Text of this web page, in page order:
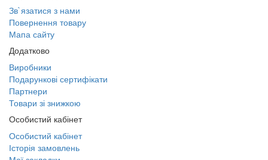
Зв`язатися з нами
Повернення товару
Мапа сайту
Додатково
Виробники
Подарункові сертифікати
Партнери
Товари зі знижкою
Особистий кабінет
Особистий кабінет
Історія замовлень